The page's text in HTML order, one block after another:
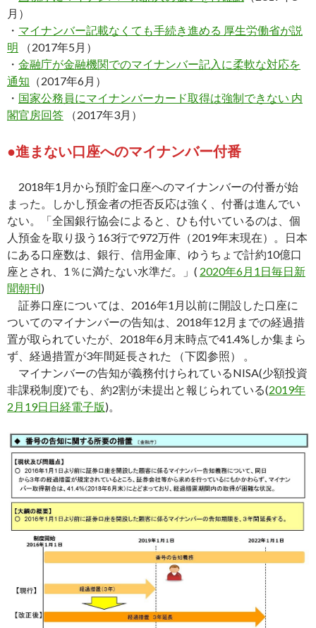
月）
・ マイナンバー記載なくても手続き進める 厚生労働省が説
明 （2017年5月）
・ 金融庁が金融機関でのマイナンバー記入に柔軟な対応を
通知 （2017年6月）
・ 国家公務員にマイナンバーカード取得は強制できない 内
閣官房回答 （2017年3月）
●進まない口座へのマイナンバー付番
2018年1月から預貯金口座へのマイナンバーの付番が始
まった。しかし預金者の拒否反応は強く、付番は進んでい
ない。「全国銀行協会によると、ひも付いているのは、個
人預金を取り扱う163行で972万件（2019年末現在）。日本
にある口座数は、銀行、信用金庫、ゆうちょで計約10億口
座とされ、1％に満たない水準だ。」( 2020年6月1日毎日新
聞朝刊)
証券口座については、2016年1月以前に開設した口座に
ついてのマイナンバーの告知は、2018年12月までの経過措
置が取られていたが、2018年6月末時点で41.4%しか集まら
ず、経過措置が3年間延長された （下図参照） 。
マイナンバーの告知が義務付けられているNISA(少額投資
非課税制度)でも、約2割が未提出と報じられている(2019年
2月19日日経電子版)。